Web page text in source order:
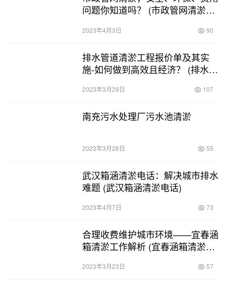
问题你知道吗？ (市政管网清淤资
2023年4月3日 90
排水管道清淤工程报价单及其实
施-如何做到高效且经济？ (排水管
2023年3月29日 107
南充污水处理厂污水池清淤
2023年3月28日 55
武汉箱涵清淤电话：解决城市排水
难题 (武汉箱涵清淤电话)
2023年4月7日 73
合理收费维护城市环境——宜春涵
箱清淤工作解析 (宜春涵箱清淤收
2023年3月23日 57